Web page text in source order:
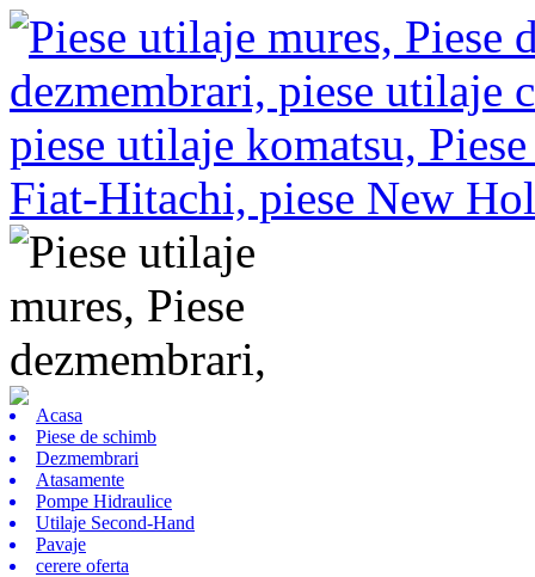
Acasa
Piese de schimb
Dezmembrari
Atasamente
Pompe Hidraulice
Utilaje Second-Hand
Pavaje
cerere oferta